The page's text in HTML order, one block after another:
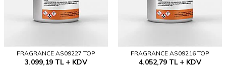
FRAGRANCE AS09227 TOP
3.099,19TL KDV
FRAGRANCE AS09216 TOP
4.052,79 TL KDV